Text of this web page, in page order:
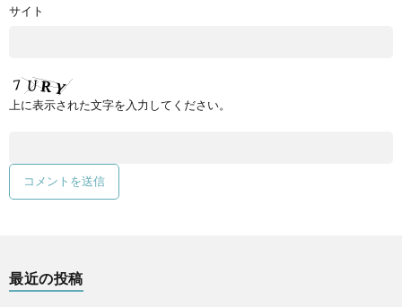
サイト
上に表示された文字を入力してください。
最近の投稿